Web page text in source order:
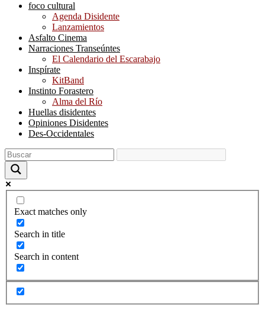
foco cultural
Agenda Disidente
Lanzamientos
Asfalto Cinema
Narraciones Transeúntes
El Calendario del Escarabajo
Inspírate
KitBand
Instinto Forastero
Alma del Río
Huellas disidentes
Opiniones Disidentes
Des-Occidentales
Exact matches only
Search in title
Search in content